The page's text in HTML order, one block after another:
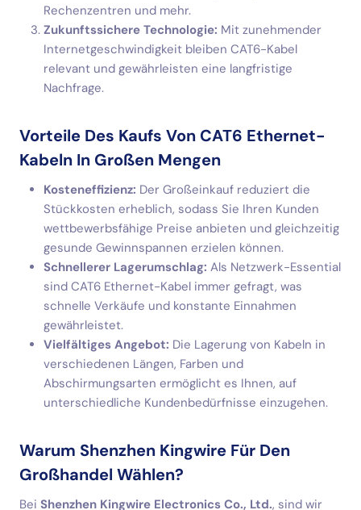
Rechenzentren und mehr.
Zukunftssichere Technologie: Mit zunehmender
Internetgeschwindigkeit bleiben CAT6-Kabel
relevant und gewährleisten eine langfristige
Nachfrage.
Vorteile Des Kaufs Von CAT6 Ethernet-
Kabeln In Großen Mengen
Kosteneffizienz: Der Großeinkauf reduziert die
Stückkosten erheblich, sodass Sie Ihren Kunden
wettbewerbsfähige Preise anbieten und gleichzeitig
gesunde Gewinnspannen erzielen können.
Schnellerer Lagerumschlag: Als Netzwerk-Essential
sind CAT6 Ethernet-Kabel immer gefragt, was
schnelle Verkäufe und konstante Einnahmen
gewährleistet.
Vielfältiges Angebot: Die Lagerung von Kabeln in
verschiedenen Längen, Farben und
Abschirmungsarten ermöglicht es Ihnen, auf
unterschiedliche Kundenbedürfnisse einzugehen.
Warum Shenzhen Kingwire Für Den
Großhandel Wählen?
Bei Shenzhen Kingwire Electronics Co., Ltd., sind wir